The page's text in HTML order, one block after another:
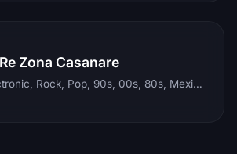
Zona Casanare
Electronic, Rock, Pop, 90s, 00s, 80s, Mexican, Ranchera, Reggaeton, Instrumental, Salsa, Merengue, Tropical, Romantic, Vallenato, Llanera